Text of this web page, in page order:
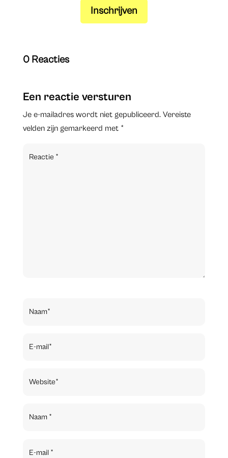
Inschrijven
0 Reacties
Een reactie versturen
Je e-mailadres wordt niet gepubliceerd. Vereiste
velden zijn gemarkeerd met *